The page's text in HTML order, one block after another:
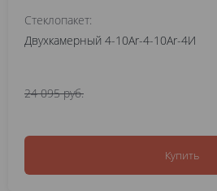
Стеклопакет:
Двухкамерный 4-10Ar-4-10Ar-4И
24 095 руб.
Купить